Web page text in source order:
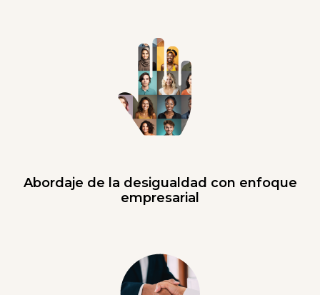
Abordaje de la desigualdad con enfoque
empresarial